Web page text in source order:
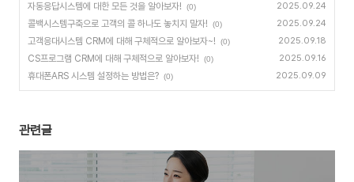
자동응답시스템에 대한 모든 것을 알아보자! (0) 2025.09.24
콜백시스템구축으로 고객의 콜 하나도 놓치지 말자! (0) 2025.09.24
고객응대시스템 CRM에 대해 구체적으로 알아보자~! (0) 2025.09.18
CS프로그램 CRM에 대해 구체적으로 알아보자! (0) 2025.09.16
휴대폰ARS 시스템 설정하는 방법은? (0) 2025.09.09
관련글